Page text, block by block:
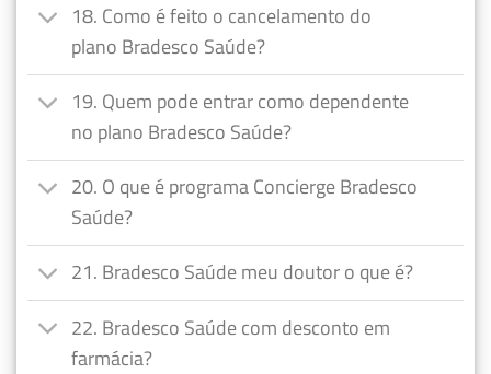
18. Como é feito o cancelamento do
plano Bradesco Saúde?
19. Quem pode entrar como dependente
no plano Bradesco Saúde?
20. O que é programa Concierge Bradesco
Saúde?
21. Bradesco Saúde meu doutor o que é?
22. Bradesco Saúde com desconto em
farmácia?